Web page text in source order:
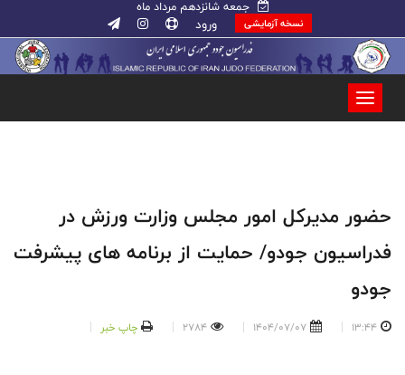
جمعه شانزدهم مرداد ماه
نسخه آزمایشی ورود
حضور مدیرکل امور مجلس وزارت ورزش در
فدراسیون جودو/ حمایت از برنامه های پیشرفت
جودو
13:44
1404/07/07
2784 چاپ خبر